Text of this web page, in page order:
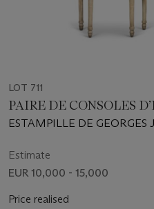
LOT 711
PAIRE DE CONSOLES
ESTAMPILLE DE
Estimate
EUR 10,000 - 15,000
Price realised